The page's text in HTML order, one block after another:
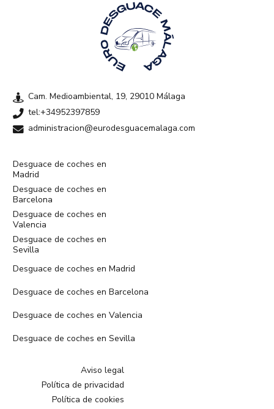
Cam. Medioambiental, 19, 29010 Málaga
tel:+34952397859
administracion@eurodesguacemalaga.com
Desguace de coches en
Madrid
Desguace de coches en
Barcelona
Desguace de coches en
Valencia
Desguace de coches en
Sevilla
Desguace de coches en Madrid
Desguace de coches en Barcelona
Desguace de coches en Valencia
Desguace de coches en Sevilla
Aviso legal
Política de privacidad
Política de cookies